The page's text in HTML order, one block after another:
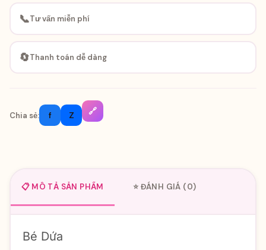
📞Tư vấn miễn phí
🔄Thanh toán dễ dàng
Chia sẻ: f Z 🔗
📋 MÔ TẢ SẢN PHẨM ⭐ ĐÁNH GIÁ (0)
Bé Dứa